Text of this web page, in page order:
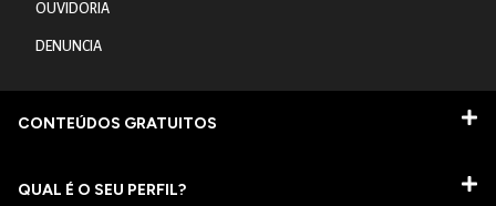
OUVIDORIA
DENUNCIA
CONTEÚDOS GRATUITOS
QUAL É O SEU PERFIL?